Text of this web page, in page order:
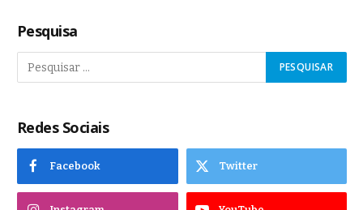
Pesquisa
Redes Sociais
Facebook Twitter